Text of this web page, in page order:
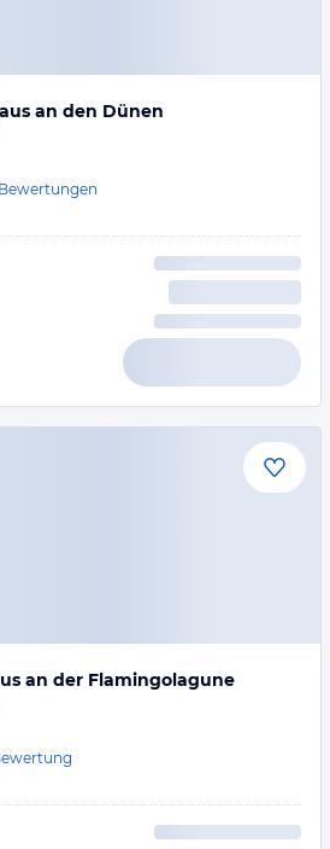
an den Dünen
Bewertungen
an der Flamingolagune